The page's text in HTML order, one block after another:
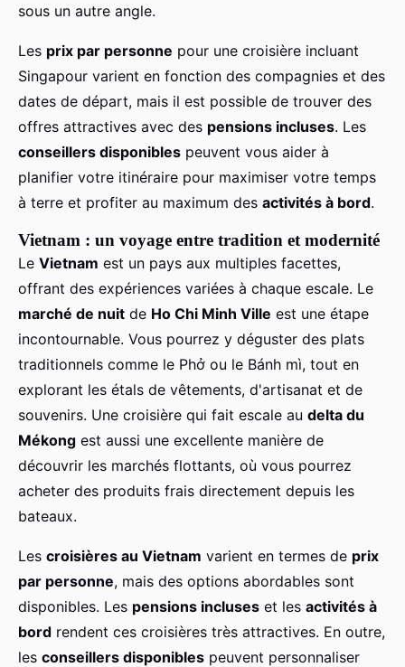
sous un autre angle.
Les prix par personne pour une croisière incluant
Singapour varient en fonction des compagnies et des
dates de départ, mais il est possible de trouver des
offres attractives avec des pensions incluses. Les
conseillers disponibles peuvent vous aider à
planifier votre itinéraire pour maximiser votre temps
à terre et profiter au maximum des activités à bord.
Vietnam : un voyage entre tradition et modernité
Le Vietnam est un pays aux multiples facettes,
offrant des expériences variées à chaque escale. Le
marché de nuit de Ho Chi Minh Ville est une étape
incontournable. Vous pourrez y déguster des plats
traditionnels comme le Phở ou le Bánh mì, tout en
explorant les étals de vêtements, d'artisanat et de
souvenirs. Une croisière qui fait escale au delta du
Mékong est aussi une excellente manière de
découvrir les marchés flottants, où vous pourrez
acheter des produits frais directement depuis les
bateaux.
Les croisières au Vietnam varient en termes de prix
par personne, mais des options abordables sont
disponibles. Les pensions incluses et les activités à
bord rendent ces croisières très attractives. En outre,
les conseillers disponibles peuvent personnaliser